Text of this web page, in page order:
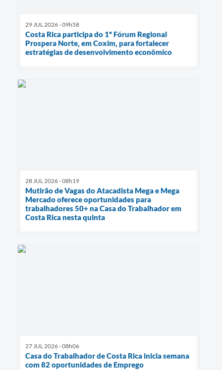
29 JUL 2026 - 09h58
Costa Rica participa do 1º Fórum Regional
Prospera Norte, em Coxim, para fortalecer
estratégias de desenvolvimento econômico
28 JUL 2026 - 08h19
Mutirão de Vagas do Atacadista Mega e Mega
Mercado oferece oportunidades para
trabalhadores 50+ na Casa do Trabalhador em
Costa Rica nesta quinta
27 JUL 2026 - 08h06
Casa do Trabalhador de Costa Rica inicia semana
com 82 oportunidades de Emprego